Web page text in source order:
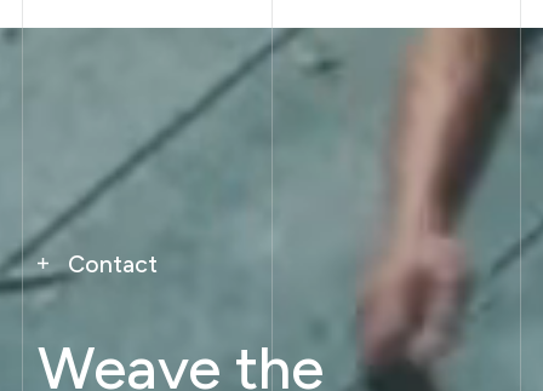
Contact
Weave the